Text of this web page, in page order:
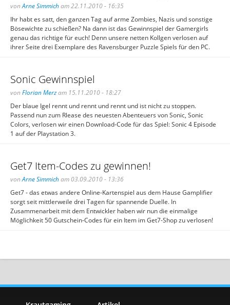
vonArne Simmicham 22.11.2010 - 16:35
Ihr habt es satt, den ganzen Tag auf arme Zombies, Nazis und sonstige
Bösewichte zu schießen? Na dann ist das Gewinnspiel der Gamergirls
genau das richtige für euch! Denn unsere netten Kollgen verlosen auf
ihrer Seite drei Exemplare des Ravensburger Puzzle Spiels für den PC.
Sonic Gewinnspiel
von Florian Merzam 15.11.2010 - 18:27
Der blaue Igel rennt und rennt und rennt und ist nicht zu stoppen.
Passend nun zum Rlease des neuesten Abenteuers von Sonic, Sonic
Colors, verlosen wir einen Download-Code für das Spiel: Sonic 4 Episode
1 auf der Playstation 3.
Get7 Item-Codes zu gewinnen!
vonArne Simmicham 03.09.2010 - 13:36
Get7 - das etwas andere Online-Kartenspiel aus dem Hause Gamplifier
sorgt seit mittlerweile drei Tagen für spannende Duelle. In
Zusammenarbeit mit dem Entwickler haben wir nun die einmalige
Möglichkeit 50 Gutschein-Codes für ein Item im Get7-Shop zu verlosen!